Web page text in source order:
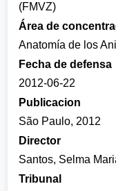
(FMVZ)
Área de
Anatomía de los
Fecha de defensa
2012-06-22
Publicacion
São Paulo, 2012
Director
Santos, Selma
Tribunal